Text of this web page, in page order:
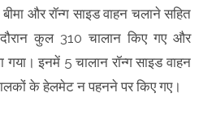
और रॉन्ग साइड वाहन चलाने सहित
कुल 310 चालान किए गए और
इनमें 5 चालान रॉन्ग साइड वाहन
के हेलमेट न पहनने पर किए गए।